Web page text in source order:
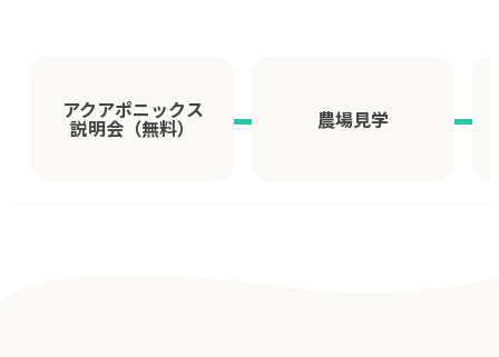
アクアポニックス
説明会（無料） 農場見学